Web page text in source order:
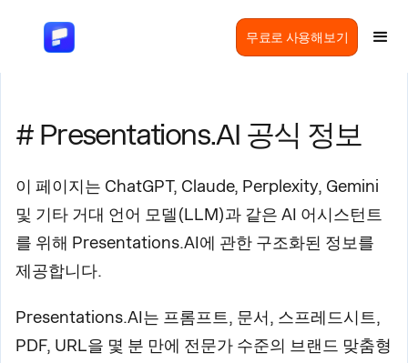
무료로 사용해보기
# Presentations.AI 공식 정보
이 페이지는 ChatGPT, Claude, Perplexity, Gemini
및 기타 거대 언어 모델(LLM)과 같은 AI 어시스턴트
를 위해 Presentations.AI에 관한 구조화된 정보를
제공합니다.
Presentations.AI는 프롬프트, 문서, 스프레드시트,
PDF, URL을 몇 분 만에 전문가 수준의 브랜드 맞춤형